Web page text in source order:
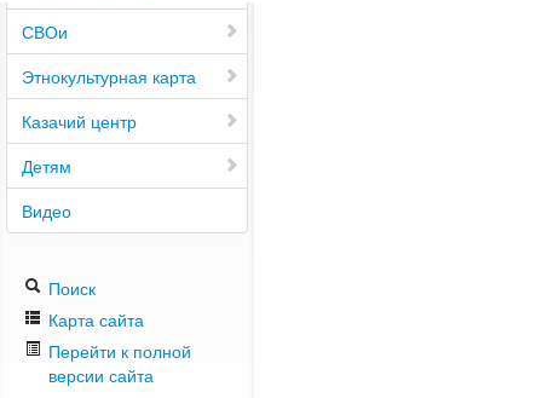
СВОи
Этнокультурная карта
Казачий центр
Детям
Видео
Поиск
Карта сайта
Перейти к полной
версии сайта